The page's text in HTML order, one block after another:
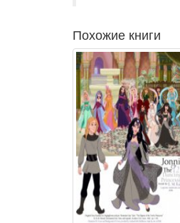
Похожие книги